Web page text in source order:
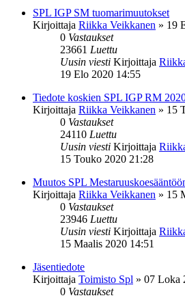
SPL IGP SM tuomarimuutokset
Kirjoittaja Riikka Veikkanen » 19
0 Vastaukset
23661 Luettu
Uusin viesti Kirjoittaja
19 Elo 2020 14:55
Tiedote koskien SPL IGP RM
Kirjoittaja Riikka Veikkanen » 15
0 Vastaukset
24110 Luettu
Uusin viesti Kirjoittaja
15 Touko 2020 21:28
Muutos SPL
Kirjoittaja Riikka Veikkanen » 15
0 Vastaukset
23946 Luettu
Uusin viesti Kirjoittaja
15 Maalis 2020 14:51
Jäsentiedote
Kirjoittaja Toimisto Spl » 07 Loka
0 Vastaukset